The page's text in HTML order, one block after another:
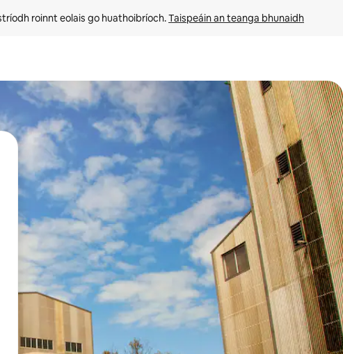
roinnt eolais go huathoibríoch. Taispeáin an teanga bhunaidh
suas agus síos nó déan iniúchadh trí thadhall nó svaidhpeáil.